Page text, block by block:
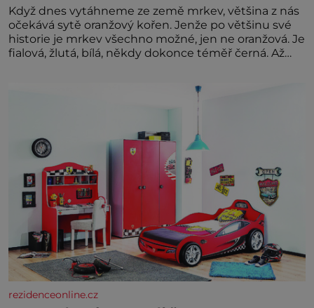
Když dnes vytáhneme ze země mrkev, většina z nás
očekává sytě oranžový kořen. Jenže po většinu své
historie je mrkev všechno možné, jen ne oranžová. Je
fialová, žlutá, bílá, někdy dokonce téměř černá. Až
nedokážeme představit. Její příběh je
rezidenceonline.cz